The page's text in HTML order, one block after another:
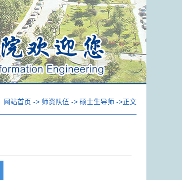
网站首页 -> 师资队伍 -> 硕士生导师 ->正文